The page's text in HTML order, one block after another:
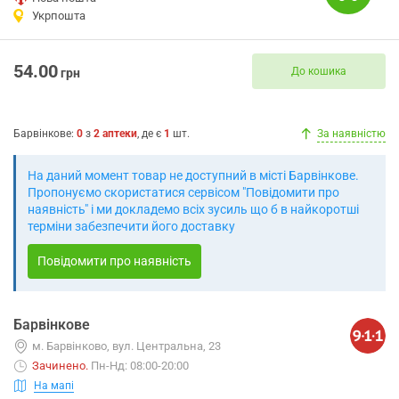
Укрпошта
54.00грн До кошика
Барвінкове: 0 з 2 аптеки, де є 1 шт. За наявністю
На даний момент товар не доступний в місті Барвінкове.
Пропонуємо скористатися сервісом "Повідомити про
наявність" і ми докладемо всіх зусиль що б в найкоротші
терміни забезпечити його доставку
Повідомити про наявність
Барвінкове
м. Барвінково, вул. Центральна, 23
Зачинено. Пн-Нд: 08:00-20:00
На мапі